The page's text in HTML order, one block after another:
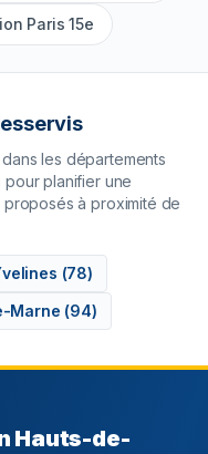
Paris 15e
les départements
planifier une
à proximité de
(78)
Marne (94)
Hauts-de-